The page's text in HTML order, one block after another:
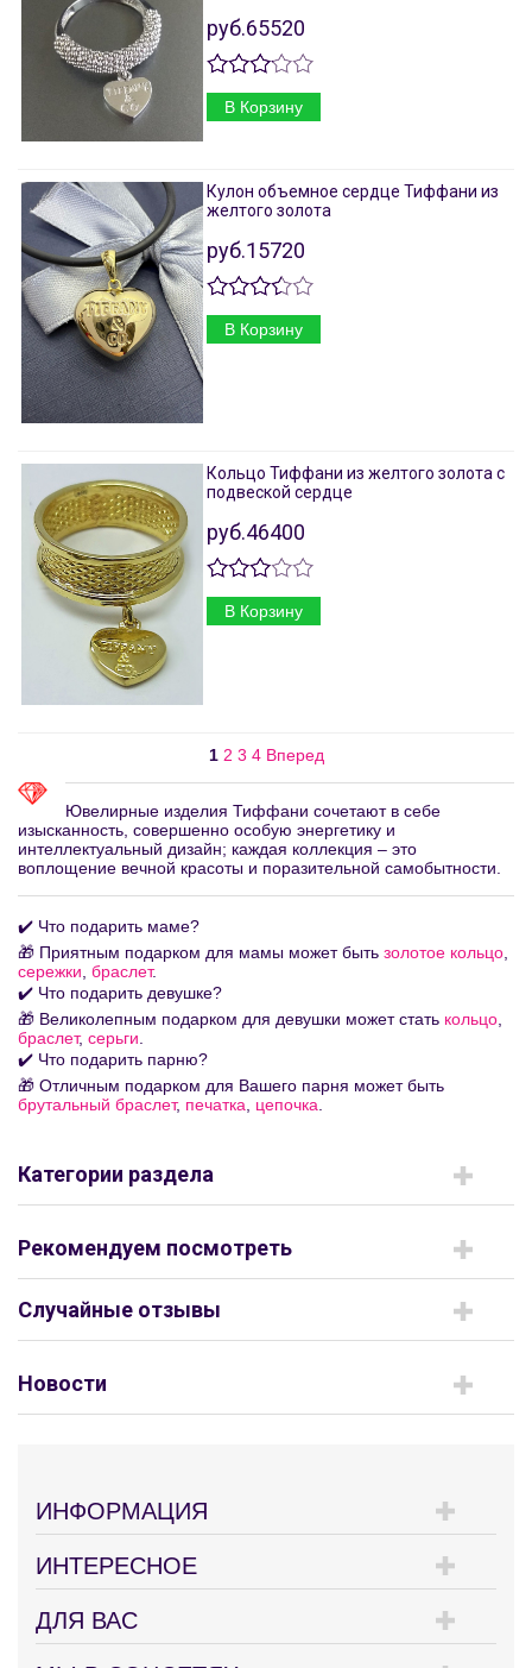
руб.65520
В Корзину
Кулон объемное сердце Тиффани из
желтого золота
руб.15720
В Корзину
Кольцо Тиффани из желтого золота с
подвеской сердце
руб.46400
В Корзину
1 2 3 4 Вперед
Ювелирные изделия Тиффани сочетают в себе
изысканность, совершенно особую энергетику и
интеллектуальный дизайн; каждая коллекция – это
воплощение вечной красоты и поразительной самобытности.
✔️ Что подарить маме?
🎁 Приятным подарком для мамы может быть золотое кольцо,
сережки, браслет.
✔️ Что подарить девушке?
🎁 Великолепным подарком для девушки может стать кольцо,
браслет, серьги.
✔️ Что подарить парню?
🎁 Отличным подарком для Вашего парня может быть
брутальный браслет, печатка, цепочка.
Категории раздела
Рекомендуем посмотреть
Случайные отзывы
Новости
ИНФОРМАЦИЯ
ИНТЕРЕСНОЕ
ДЛЯ ВАС